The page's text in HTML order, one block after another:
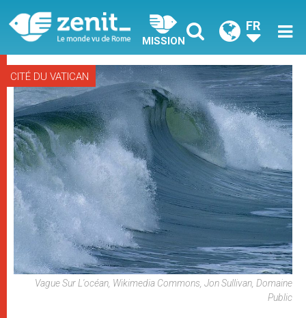
MISSION
FR
CITÉ DU VATICAN
Vague Sur L'océan, Wikimedia Commons, Jon Sullivan, Domaine
Public